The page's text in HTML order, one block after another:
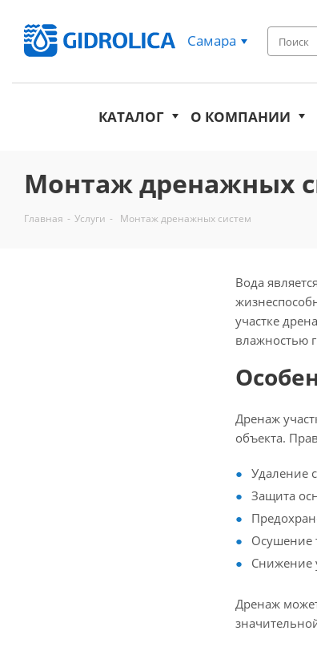
Самара
КАТАЛОГ О КОМПАНИИ
Монтаж дренажных
Главная - Услуги - Монтаж дренажных систем
Вода
участке
влажностью
Дренаж
объекта.
Удаление
Защита
Осушение
Снижение
Дренаж